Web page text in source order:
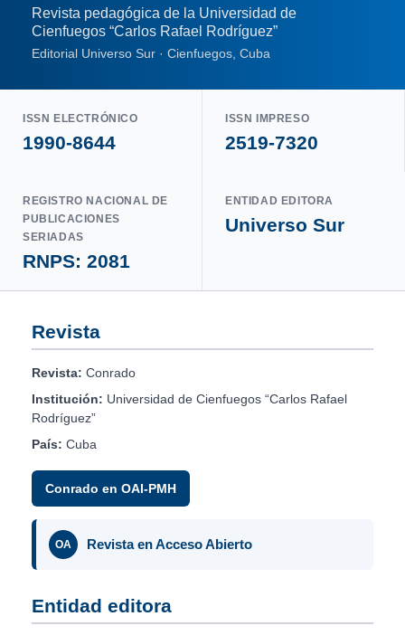
Revista pedagógica de la Universidad de
Cienfuegos “Carlos Rafael Rodríguez”
Editorial Universo Sur · Cienfuegos, Cuba
ISSN ELECTRÓNICO
1990-8644
ISSN IMPRESO
2519-7320
REGISTRO NACIONAL DE
PUBLICACIONES
SERIADAS
RNPS: 2081
ENTIDAD EDITORA
Universo Sur
Revista
Revista: Conrado
Institución: Universidad de Cienfuegos “Carlos Rafael
Rodríguez”
País: Cuba
Conrado en OAI-PMH
OA Revista en Acceso Abierto
Entidad editora